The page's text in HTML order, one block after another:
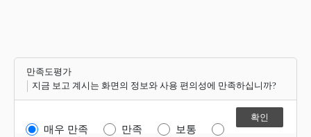
만족도평가
지금 보고 계시는 화면의 정보와 사용 편의성에 만족하십니까?
매우 만족 만족
보통